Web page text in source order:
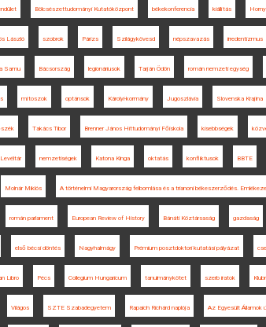
Bölcsészettudományi Kutatóközpont békekonferencia kiállítás
László szobrok Párizs Szilágykövesd népszavazás irredentizmus
Samu Bácsország legionáriusok Tarján Ödön román nemzeti egység
mítoszok optánsok Károlyi-kormány Jugoszlávia Slovenska Krajina
Takács Tibor Brenner János Hittudományi Főiskola kisebbségek
nemzetiségek Katona Kinga oktatás konfliktusok BBTE
Molnár Miklós A történelmi Magyarország felbomlása és a trianoni békeszerződés.
román parlament European Review of History Bánáti Köztársaság gazdaság
első bécsi döntés Nagyhalmágy Prémium posztdoktori kutatási pályázat
Libro Pécs Collegium Hungaricum tanulmánykötet szerb iratok
Világos SZTE Szabadegyetem Rapaich Richárd naplója Az Egyesült Államok